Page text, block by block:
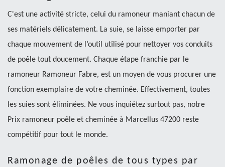
C'est une activité stricte, celui du ramoneur maniant chacun de
ses matériels délicatement. La suie, se laisse emporter par
chaque mouvement de l’outil utilisé pour nettoyer vos conduits
de poêle tout doucement. Chaque étape franchie par le
ramoneur Ramoneur Fabre, est un moyen de vous procurer une
fonction exemplaire de votre cheminée. Effectivement, toutes
les suies sont éliminées. Ne vous inquiétez surtout pas, notre
Prix ramoneur poêle et cheminée à Marcellus 47200 reste
compétitif pour tout le monde.
Ramonage de poêles de tous types par